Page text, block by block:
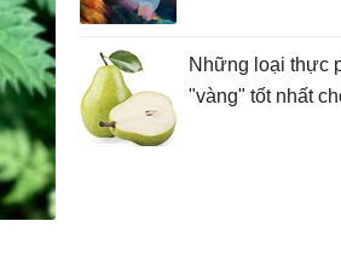
Những loại thực
"vàng" tốt nhất